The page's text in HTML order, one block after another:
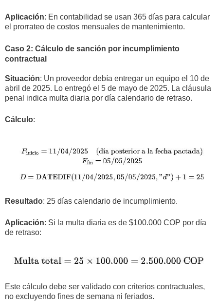
Aplicación: En contabilidad se usan 365 días para calcular
el prorrateo de costos mensuales de mantenimiento.
Caso 2: Cálculo de sanción por incumplimiento
contractual
Situación: Un proveedor debía entregar un equipo el 10 de
abril de 2025. Lo entregó el 5 de mayo de 2025. La cláusula
penal indica multa diaria por día calendario de retraso.
Cálculo:
Resultado: 25 días calendario de incumplimiento.
Aplicación: Si la multa diaria es de $100.000 COP por día
de retraso:
Este cálculo debe ser validado con criterios contractuales,
no excluyendo fines de semana ni feriados.